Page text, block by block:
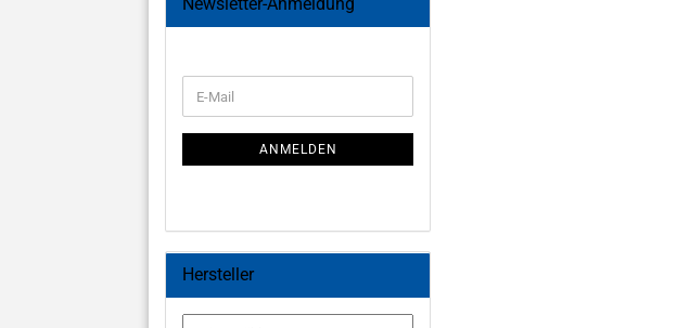
ZUR
ANMELDUNG
E-
Mail
ANMELDEN
Hersteller